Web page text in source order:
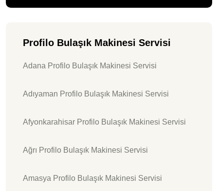
Profilo Bulaşık Makinesi Servisi
Adana Profilo Bulaşık Makinesi Servisi
Adıyaman Profilo Bulaşık Makinesi Servisi
Afyonkarahisar Profilo Bulaşık Makinesi Servisi
Ağrı Profilo Bulaşık Makinesi Servisi
Amasya Profilo Bulaşık Makinesi Servisi